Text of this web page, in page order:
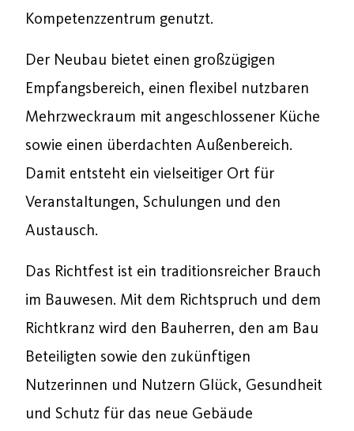
Kompetenzzentrum genutzt.
Der Neubau bietet einen großzügigen
Empfangsbereich, einen flexibel nutzbaren
Mehrzweckraum mit angeschlossener Küche
sowie einen überdachten Außenbereich.
Damit entsteht ein vielseitiger Ort für
Veranstaltungen, Schulungen und den
Austausch.
Das Richtfest ist ein traditionsreicher Brauch
im Bauwesen. Mit dem Richtspruch und dem
Richtkranz wird den Bauherren, den am Bau
Beteiligten sowie den zukünftigen
Nutzerinnen und Nutzern Glück, Gesundheit
und Schutz für das neue Gebäude